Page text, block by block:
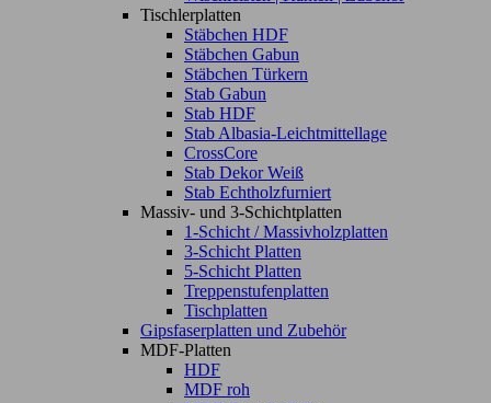
Tischlerplatten
Stäbchen HDF
Stäbchen Gabun
Stäbchen Türkern
Stab Gabun
Stab HDF
Stab Albasia-Leichtmittellage
CrossCore
Stab Dekor Weiß
Stab Echtholzfurniert
Massiv- und 3-Schichtplatten
1-Schicht / Massivholzplatten
3-Schicht Platten
5-Schicht Platten
Treppenstufenplatten
Tischplatten
Gipsfaserplatten und Zubehör
MDF-Platten
HDF
MDF roh